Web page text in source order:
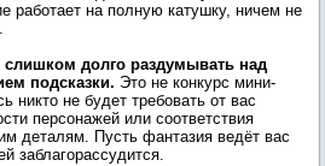
работает на полную катушку, ничем не
слишком долго раздумывать над
подсказки. Это не конкурс мини-
никто не будет требовать от вас
персонажей или соответствия
деталям. Пусть фантазия ведёт вас
заблагорассудится.